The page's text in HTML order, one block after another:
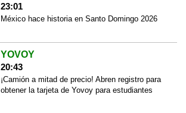
23:01
México hace historia en Santo Domingo 2026
YOVOY
20:43
¡Camión a mitad de precio! Abren registro para
obtener la tarjeta de Yovoy para estudiantes